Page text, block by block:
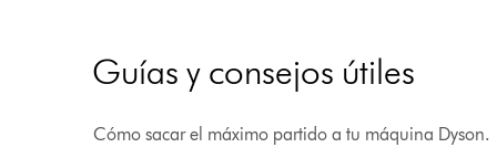
Guías y consejos útiles
Cómo sacar el máximo partido a tu máquina Dyson.